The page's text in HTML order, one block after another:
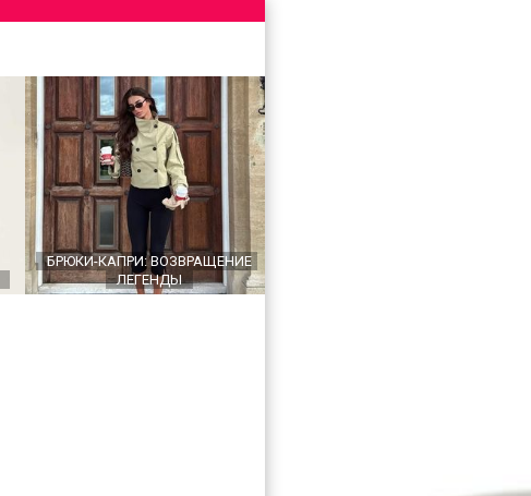
БРЮКИ-КАПРИ: ВОЗВРАЩЕНИЕ
ЛЕГЕНДЫ